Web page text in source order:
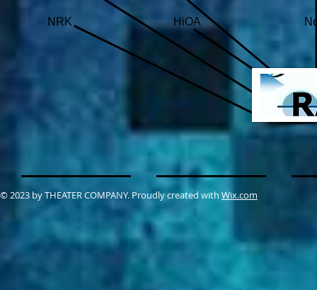
NRK HiOA
© 2023 by THEATER COMPANY. Proudly created with Wix.com